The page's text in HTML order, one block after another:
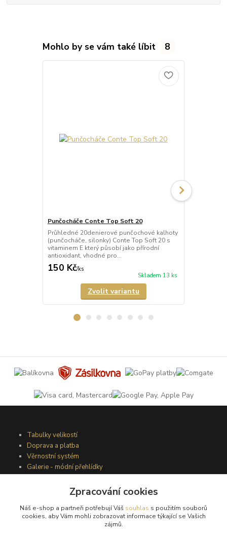
Mohlo by se vám také líbit 8
Punčocháče Conte Top Soft 20
Průhledné 20denierové punčochové kalhoty
(punčocháče, silonky) Conte Top Soft 20 s
vitaminem E který působí jako přírodní
antioxidant, vhodné pro...
150 Kč/ks
Skladem 13 ks
Zvolit variantu
Tabulky velikostí
Doprava a platba
Věrnostní systém
Galerie - módní přehlídky
Obchodní podmínky
Zpracování cookies
Náš e-shop a partneři potřebují Váš souhlas s použitím souborů
cookies, aby Vám mohli zobrazovat informace týkající se Vašich
zájmů.